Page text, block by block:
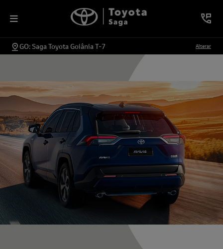
GO: Saga Toyota Goiânia T-7 Alterar